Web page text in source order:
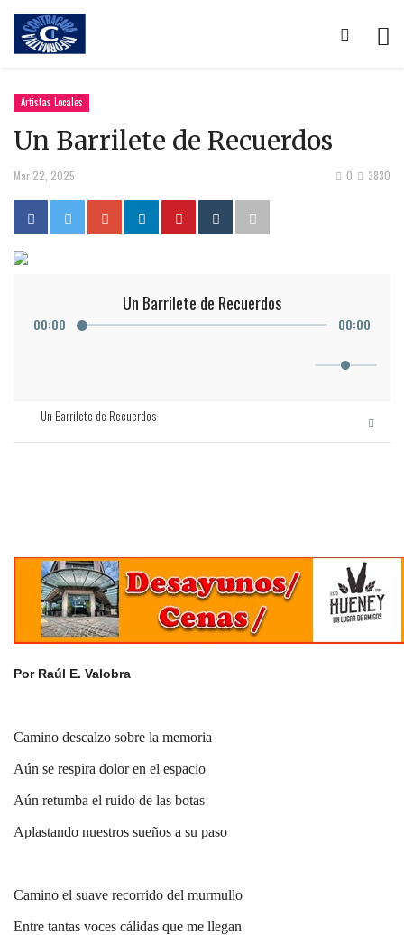
Artistas Locales
Un Barrilete de Recuerdos
Mar 22, 2025 3830
0
Un Barrilete de Recuerdos
00:00 00:00
Un Barrilete de Recuerdos
Por Raúl E. Valobra
Camino descalzo sobre la memoria
Aún se respira dolor en el espacio
Aún retumba el ruido de las botas
Aplastando nuestros sueños a su paso
Camino el suave recorrido del murmullo
Entre tantas voces cálidas que me llegan